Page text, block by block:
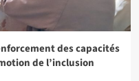
des capacités
de l’inclusion